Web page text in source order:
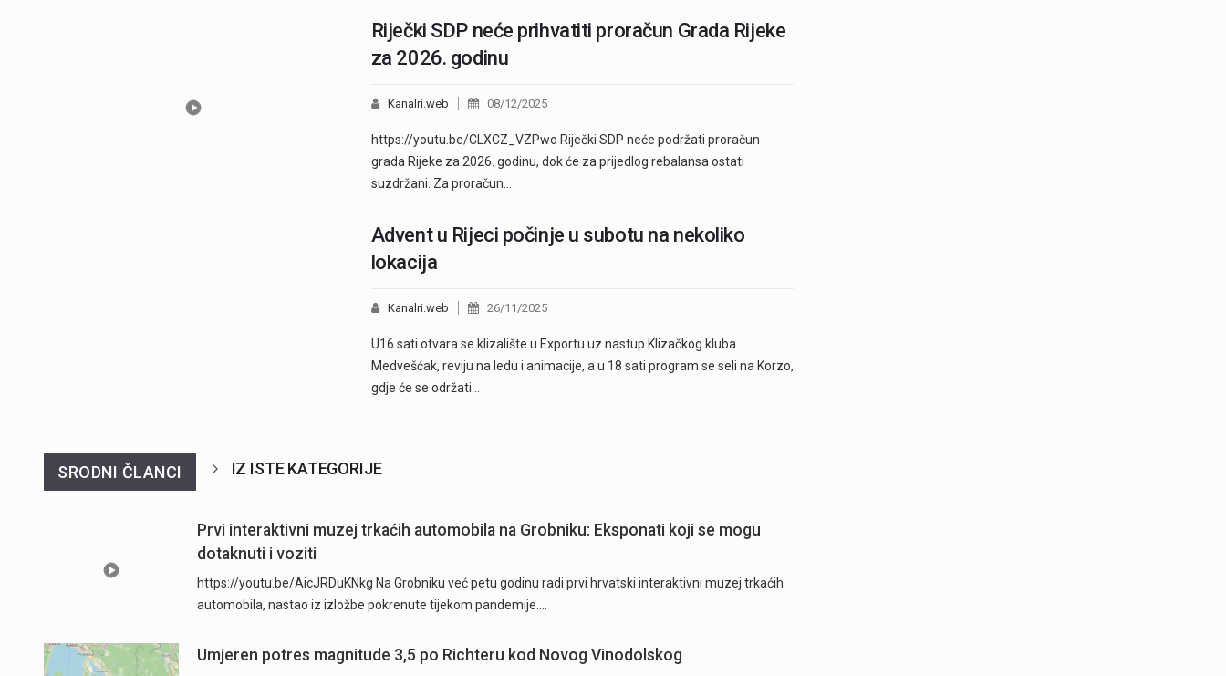
Riječki SDP neće prihvatiti proračun Grada Rijeke
za 2026. godinu
Kanalri.web 08/12/2025
https://youtu.be/CLXCZ_VZPwo Riječki SDP neće podržati proračun
grada Rijeke za 2026. godinu, dok će za prijedlog rebalansa ostati
suzdržani. Za proračun…
Advent u Rijeci počinje u subotu na nekoliko
lokacija
Kanalri.web 26/11/2025
U16 sati otvara se klizalište u Exportu uz nastup Klizačkog kluba
Medvešćak, reviju na ledu i animacije, a u 18 sati program se seli na Korzo,
gdje će se održati…
SRODNI ČLANCI IZ ISTE KATEGORIJE
Prvi interaktivni muzej trkaćih automobila na Grobniku: Eksponati koji se mogu
dotaknuti i voziti
https://youtu.be/AicJRDuKNkg Na Grobniku već petu godinu radi prvi hrvatski interaktivni muzej trkaćih
automobila, nastao iz izložbe pokrenute tijekom pandemije.…
Umjeren potres magnitude 3,5 po Richteru kod Novog Vinodolskog